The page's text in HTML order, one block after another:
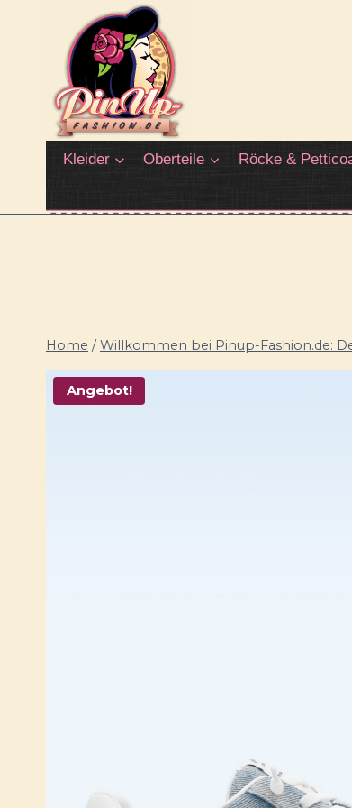
springen
Kleider Oberteile Röcke &
Home / Willkommen bei Pinup-Fashion.de:
Angebot!